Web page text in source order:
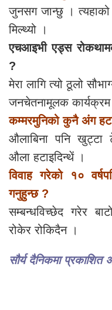
जुनसग जान्छु । त्यहाको
मिल्थ्यो ।
एचआइभी एड्स
?
मेरा लागि त्यो ठूलो
जनचेतनामूलक कार्यक्रम
कम्मरमुनिको कुनै अंग
औलाबिना पनि
औला हटाइदिन्थें ।
विवाह गरेको १०
गनुहुन्छ ?
सम्बन्धविच्छेद गरेर
रोकेर रोकिदैन ।
सौर्य दैनिकमा प्रकाशित